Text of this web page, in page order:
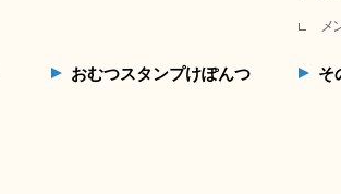
メ
おむつスタンプけぽんつ そ